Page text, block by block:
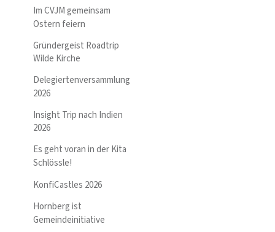
Im CVJM gemeinsam
Ostern feiern
Gründergeist Roadtrip
Wilde Kirche
Delegiertenversammlung
2026
Insight Trip nach Indien
2026
Es geht voran in der Kita
Schlössle!
KonfiCastles 2026
Hornberg ist
Gemeindeinitiative